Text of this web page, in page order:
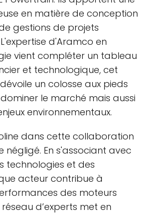
en matière de conception
gestions de projets
d'Aramco en
vient compléter un tableau
et technologique, cet
un colosse aux pieds
le marché mais aussi
environnementaux.
dans cette collaboration
négligé. En s'associant avec
technologies et des
acteur contribue à
des moteurs
d’experts met en